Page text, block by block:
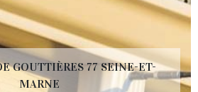
GOUTTIÈRES 77 SEINE-ET-
MARNE